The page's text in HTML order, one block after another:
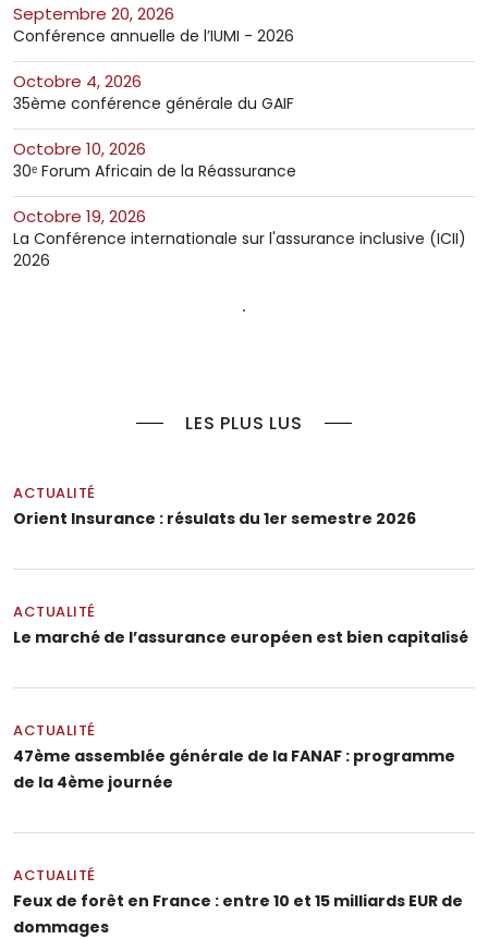
septembre 20, 2026
Conférence annuelle de l’IUMI - 2026
octobre 4, 2026
35ème conférence générale du GAIF
octobre 10, 2026
30ᵉ Forum Africain de la Réassurance
octobre 19, 2026
La Conférence internationale sur l'assurance inclusive (ICII)
2026
LES PLUS LUS
ACTUALITÉ
Orient Insurance : résulats du 1er semestre 2026
ACTUALITÉ
Le marché de l’assurance européen est bien capitalisé
ACTUALITÉ
47ème assemblée générale de la FANAF : programme
de la 4ème journée
ACTUALITÉ
Feux de forêt en France : entre 10 et 15 milliards EUR de
dommages